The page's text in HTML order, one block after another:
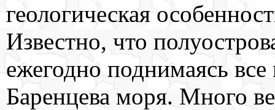
геологическая
Известно, что
ежегодно поднимаясь
Баренцева моря. Много